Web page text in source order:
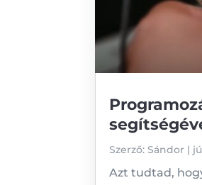
Szerző:Sándor |
Azt tudtad,